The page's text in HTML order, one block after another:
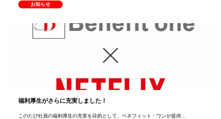
お知らせ
福利厚生がさらに充実しました！
このたび社員の福利厚生の充実を目的として、ベネフィット・ワンが提供…